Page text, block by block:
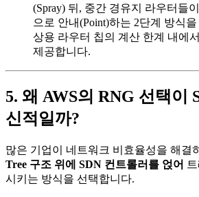
(Spray) 뒤, 중간 경유지 라우터들
으로 안내(Point)하는 2단계 방식
상용 라우터 칩의 계산 한계 내에
제공합니다.
5. 왜 AWS의 RNG 선택이
신적일까?
많은 기업이 네트워크 비효율성을 해결
Tree 구조 위에 SDN 컨트롤러를 얹어
시키는 방식을 선택합니다.